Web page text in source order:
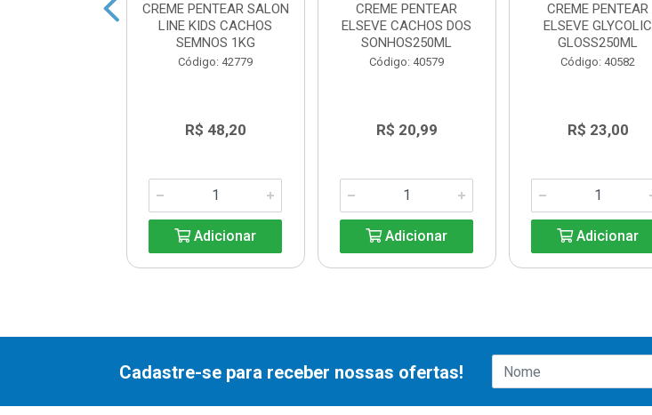
CREME PENTEAR SALON
LINE KIDS CACHOS
SEMNOS 1KG
Código: 42779
R$ 48,20
Adicionar
CREME PENTEAR
ELSEVE CACHOS DOS
SONHOS250ML
Código: 40579
R$ 20,99
Adicionar
CREME PENTEAR
ELSEVE GLYCOLIC
GLOSS250ML
Código: 40582
R$ 23,00
Adicionar
Cadastre-se para receber nossas ofertas!